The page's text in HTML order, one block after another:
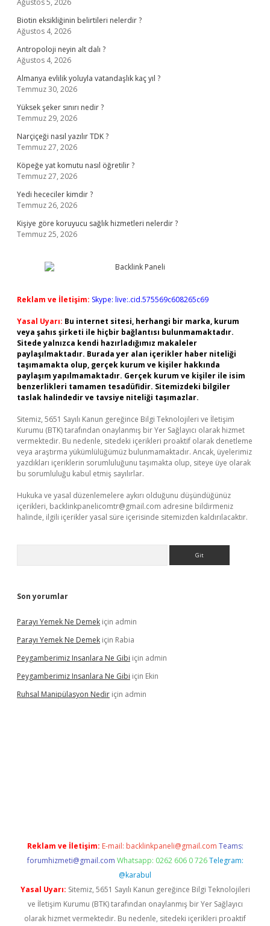
Ağustos 5, 2026
Biotin eksikliğinin belirtileri nelerdir ?
Ağustos 4, 2026
Antropoloji neyin alt dalı ?
Ağustos 4, 2026
Almanya evlilik yoluyla vatandaşlık kaç yıl ?
Temmuz 30, 2026
Yüksek şeker sınırı nedir ?
Temmuz 29, 2026
Narçiçeği nasıl yazılır TDK ?
Temmuz 27, 2026
Köpeğe yat komutu nasıl öğretilir ?
Temmuz 27, 2026
Yedi hececiler kimdir ?
Temmuz 26, 2026
Kişiye göre koruyucu sağlık hizmetleri nelerdir ?
Temmuz 25, 2026
Reklam ve İletişim: Skype: live:.cid.575569c608265c69
Yasal Uyarı: Bu internet sitesi, herhangi bir marka, kurum
veya şahıs şirketi ile hiçbir bağlantısı bulunmamaktadır.
Sitede yalnızca kendi hazırladığımız makaleler
paylaşılmaktadır. Burada yer alan içerikler haber niteliği
taşımamakta olup, gerçek kurum ve kişiler hakkında
paylaşım yapılmamaktadır. Gerçek kurum ve kişiler ile isim
benzerlikleri tamamen tesadüfidir. Sitemizdeki bilgiler
taslak halindedir ve tavsiye niteliği taşımazlar.
Sitemiz, 5651 Sayılı Kanun gereğince Bilgi Teknolojileri ve İletişim
Kurumu (BTK) tarafından onaylanmış bir Yer Sağlayıcı olarak hizmet
vermektedir. Bu nedenle, sitedeki içerikleri proaktif olarak denetleme
veya araştırma yükümlülüğümüz bulunmamaktadır. Ancak, üyelerimiz
yazdıkları içeriklerin sorumluluğunu taşımakta olup, siteye üye olarak
bu sorumluluğu kabul etmiş sayılırlar.
Hukuka ve yasal düzenlemelere aykırı olduğunu düşündüğünüz
içerikleri, backlinkpanelicomtr@gmail.com adresine bildirmeniz
halinde, ilgili içerikler yasal süre içerisinde sitemizden kaldırılacaktır.
Son yorumlar
Parayı Yemek Ne Demek için admin
Parayı Yemek Ne Demek için Rabia
Peygamberimiz Insanlara Ne Gibi için admin
Peygamberimiz Insanlara Ne Gibi için Ekin
Ruhsal Manipülasyon Nedir için admin
Reklam ve İletişim: E-mail: backlinkpaneli@gmail.com Teams:
forumhizmeti@gmail.com Whatsapp: 0262 606 0 726 Telegram:
@karabul
Yasal Uyarı: Sitemiz, 5651 Sayılı Kanun gereğince Bilgi Teknolojileri
ve İletişim Kurumu (BTK) tarafından onaylanmış bir Yer Sağlayıcı
olarak hizmet vermektedir. Bu nedenle, sitedeki içerikleri proaktif